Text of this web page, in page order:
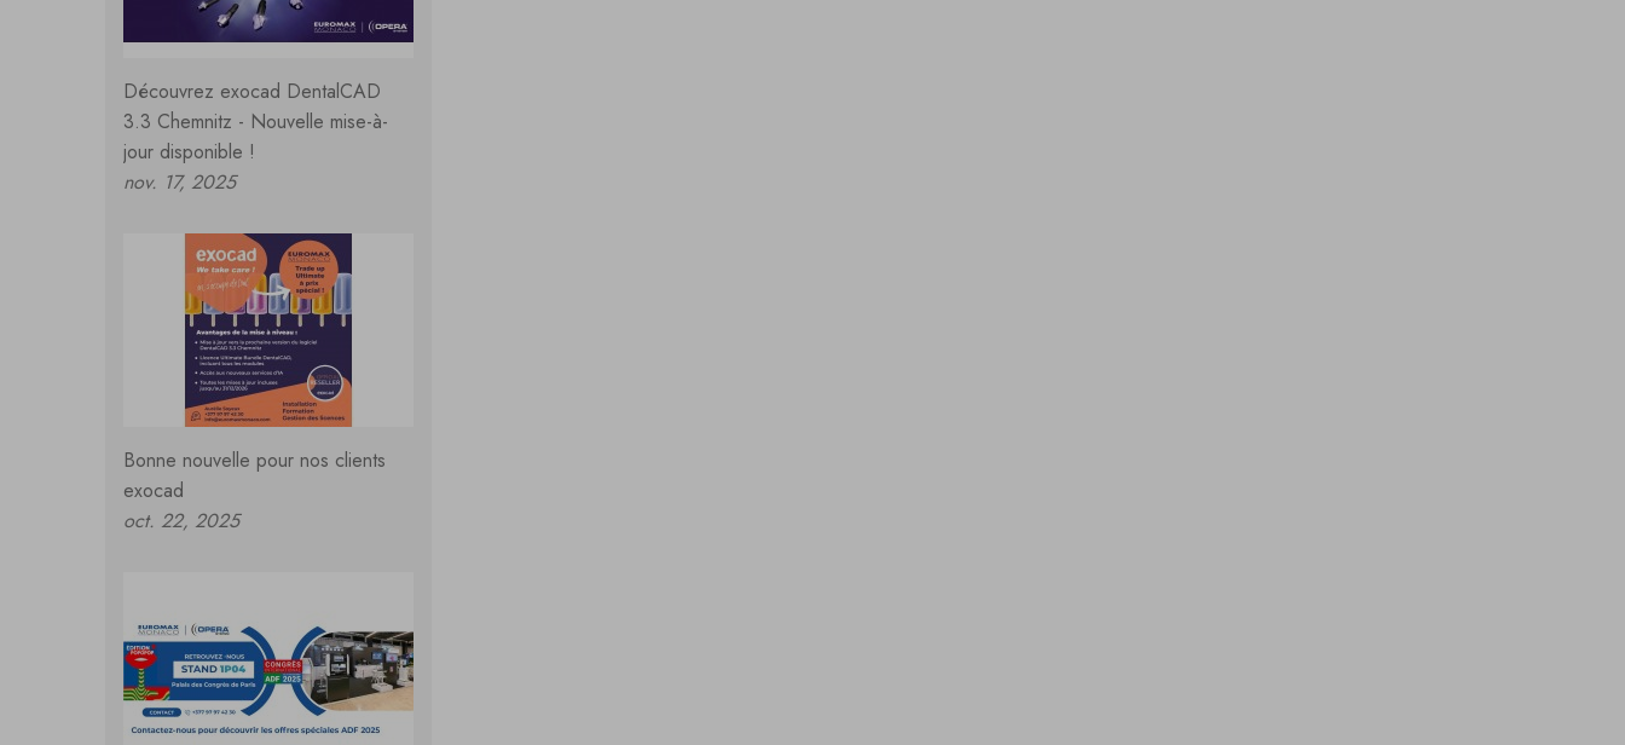
Découvrez exocad DentalCAD
3.3 Chemnitz - Nouvelle mise-à-
jour disponible !
nov. 17, 2025
Bonne nouvelle pour nos clients
exocad
oct. 22, 2025